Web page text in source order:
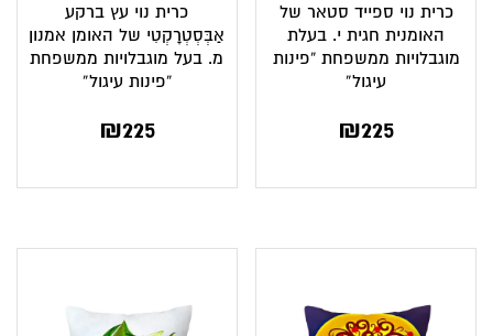
כרית נוי ספייד סטאר של
האומנית חגית י. בעלת
מוגבלויות ממשפחת “פינות
עיגול”
₪225
כרית נוי עץ ברקע
אַבְּסְטְרָקְטִי של האומן אמנון
מ. בעל מוגבלויות ממשפחת
“פינות עיגול”
₪225